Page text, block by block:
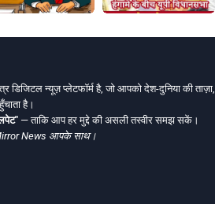
डिजिटल न्यूज़ प्लेटफॉर्म है, जो आपको देश-दुनिया की ताज़ा,
है।
— ताकि आप हर मुद्दे की असली तस्वीर समझ सकें।
News आपके साथ।